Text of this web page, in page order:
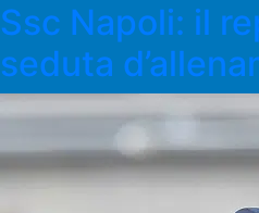
Ssc Napoli: il
seduta